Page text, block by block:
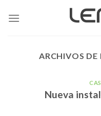
ARCHIVOS DE
Nueva